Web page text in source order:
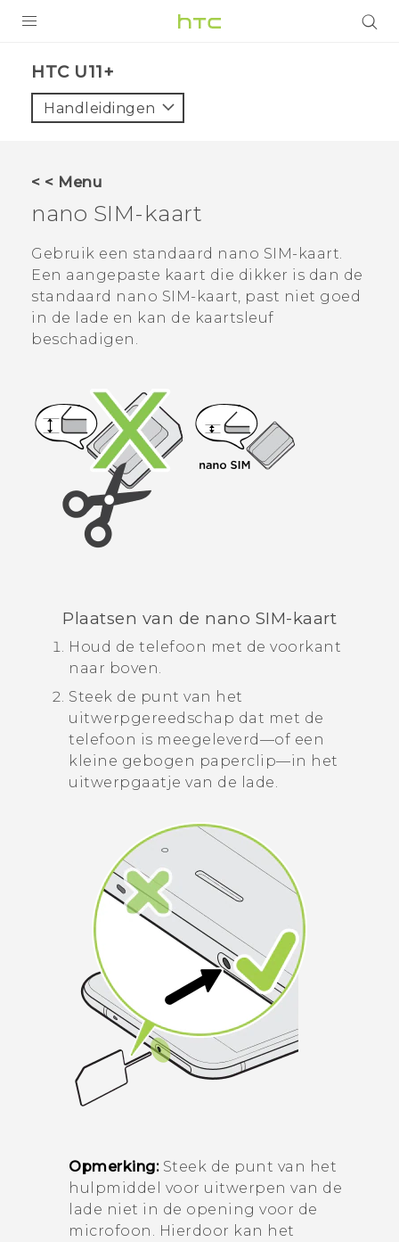
VIVE
HTC Club
SUPPORT
HTC-apparaten & -accessoires
VIVERSE
HTC U11+‎
Handleidingen
< < Menu
nano SIM-kaart
Gebruik een standaard nano SIM -kaart.
Een aangepaste kaart die dikker is dan de
standaard nano SIM -kaart, past niet goed
in de lade en kan de kaartsleuf
beschadigen.
Plaatsen van de nano SIM-kaart
Houd de telefoon met de voorkant
naar boven.
Steek de punt van het
uitwerpgereedschap dat met de
telefoon is meegeleverd—of een
kleine gebogen paperclip—in het
uitwerpgaatje van de lade.
Opmerking:Steek de punt van het
hulpmiddel voor uitwerpen van de
lade niet in de opening voor de
microfoon. Hierdoor kan het